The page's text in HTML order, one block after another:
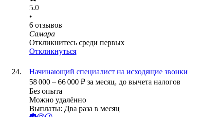
5.0
•
6 отзывов
Самара
Откликнитесь среди первых
Откликнуться
Начинающий специалист на исходящие звонки
58 000 – 66 000 ₽ за месяц, до вычета налогов
Без опыта
Можно удалённо
Выплаты: Два раза в месяц